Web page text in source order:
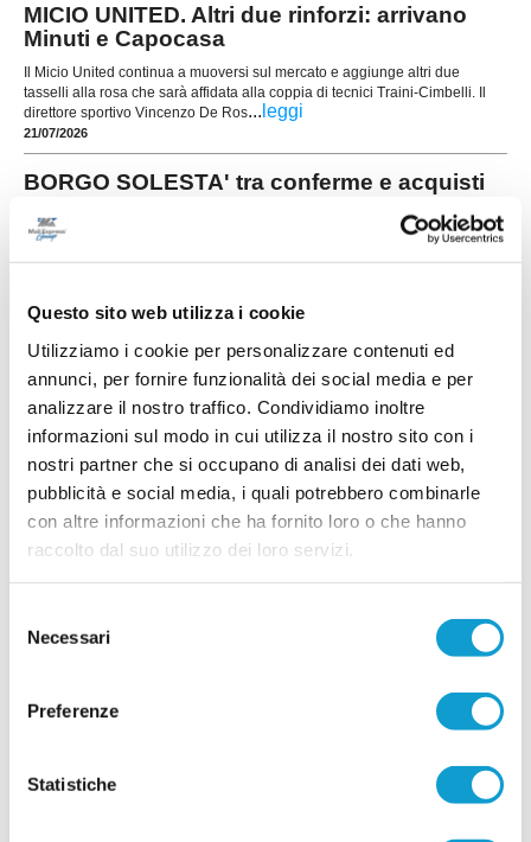
Questo sito web utilizza i cookie
Utilizziamo i cookie per personalizzare contenuti ed
annunci, per fornire funzionalità dei social media e per
analizzare il nostro traffico. Condividiamo inoltre
informazioni sul modo in cui utilizza il nostro sito con i
nostri partner che si occupano di analisi dei dati web,
pubblicità e social media, i quali potrebbero combinarle
con altre informazioni che ha fornito loro o che hanno
raccolto dal suo utilizzo dei loro servizi.
delNecessari
Preferenze
Statistiche
MICIO UNITED. Altri due rinforzi: arrivano
Minuti e Capocasa
Il Micio United continua a muoversi sul mercato e aggiunge altri due
tasselli alla rosa che sarà affidata alla coppia di tecnici Traini-Cimbelli. Il
direttore sportivo Vincenzo De Ros... leggi
21/07/2026
BORGO SOLESTA' tra conferme e acquisti
ASCOLI PICENO. Il Borgo Solestà getta solide
basi per affrontare la stagione 2026/2027,
tasso tecnico e competitivo della rosa. La società
gialloblù sta infatti costruendo un
organico...leggi
17/07/2026
CASTEL DI LAMA al lavoro: primo summit
tra dirigenza e staff tecnico
Primo incontro operativo in vista della nuova
stagione sportiva per il Castel di Lama. Lunedì
sera si è svolta una riunione di programmazione
che ha visto seduti allo stesso tavolo la... leggi
CROCE DI CASALE. Si accende il mercato:
in attacco arriva Papa Ndiour
di Casale, società neo promossa in Seconda
categoria. Nelle ultime ore la dirigenza bianco-
un attaccante dal notevole potenziale come
Abdoulaye Papa Ndiour.